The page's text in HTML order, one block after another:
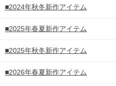
■2024年秋冬新作アイテム
■2025年春夏新作アイテム
■2025年秋冬新作アイテム
■2026年春夏新作アイテム